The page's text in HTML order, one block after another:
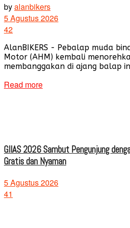
byalanbikers
5 Agustus 2026
42
AlanBIKERS - Pebalap muda
Motor (AHM) kembali
membanggakan di ajang balap
Read more
GIIAS 2026 Sambut Pengunjung
Gratis dan Nyaman
5 Agustus 2026
41